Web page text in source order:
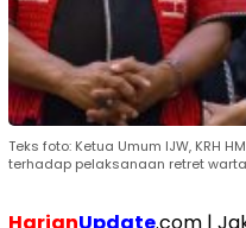
Teks foto: Ketua Umum IJW, KRH
terhadap pelaksanaan retret